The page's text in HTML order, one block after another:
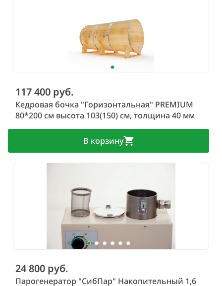
117 400 руб.
Кедровая бочка "Горизонтальная" PREMIUM
80*200 см высота 103(150) см, толщина 40 мм
В корзину
24 800 руб.
Парогенератор "СибПар" Накопительный 1,6